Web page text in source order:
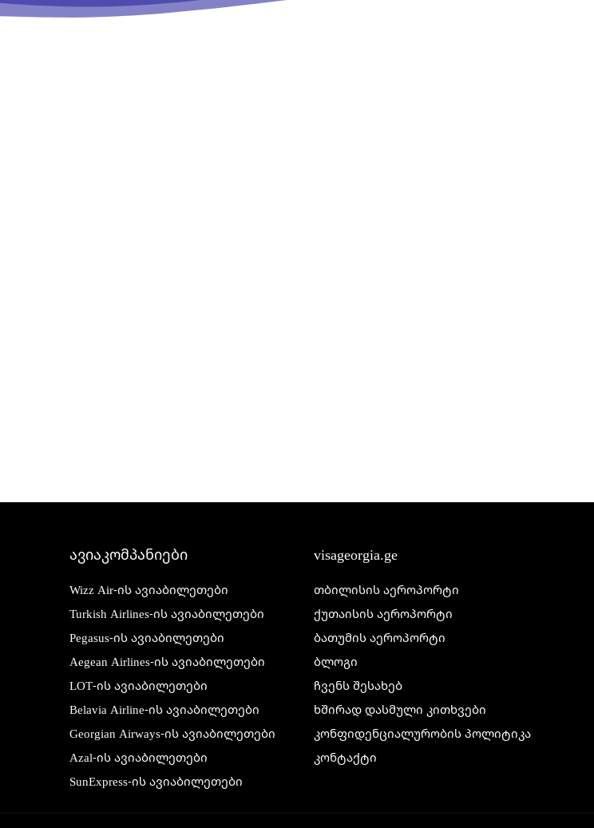
ავიაკომპანიები
Wizz Air-ის ავიაბილეთები
Turkish Airlines-ის ავიაბილეთები
Pegasus-ის ავიაბილეთები
Aegean Airlines-ის ავიაბილეთები
LOT-ის ავიაბილეთები
Belavia Airline-ის ავიაბილეთები
Georgian Airways-ის ავიაბილეთები
Azal-ის ავიაბილეთები
SunExpress-ის ავიაბილეთები
visageorgia.ge
თბილისის აეროპორტი
ქუთაისის აეროპორტი
ბათუმის აეროპორტი
ბლოგი
ჩვენს შესახებ
ხშირად დასმული კითხვები
კონფიდენციალურობის პოლიტიკა
კონტაქტი